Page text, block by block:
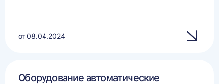
от 08.04.2024
Оборудование автоматические